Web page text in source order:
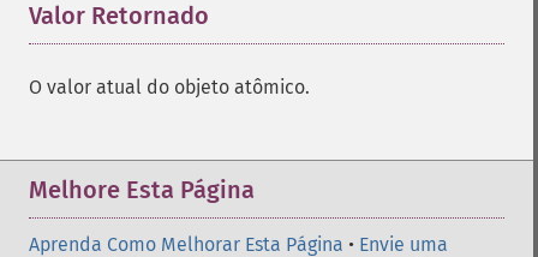
Valor Retornado
O valor atual do objeto atômico.
Melhore Esta Página
Aprenda Como Melhorar Esta Página • Envie uma